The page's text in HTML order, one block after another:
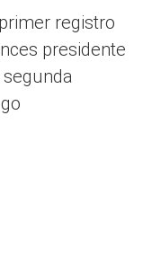
registro
presidente